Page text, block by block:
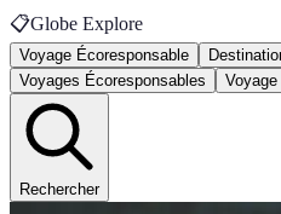
📋Globe Explore
Voyage Écoresponsable
Voyages Écoresponsables
Rechercher